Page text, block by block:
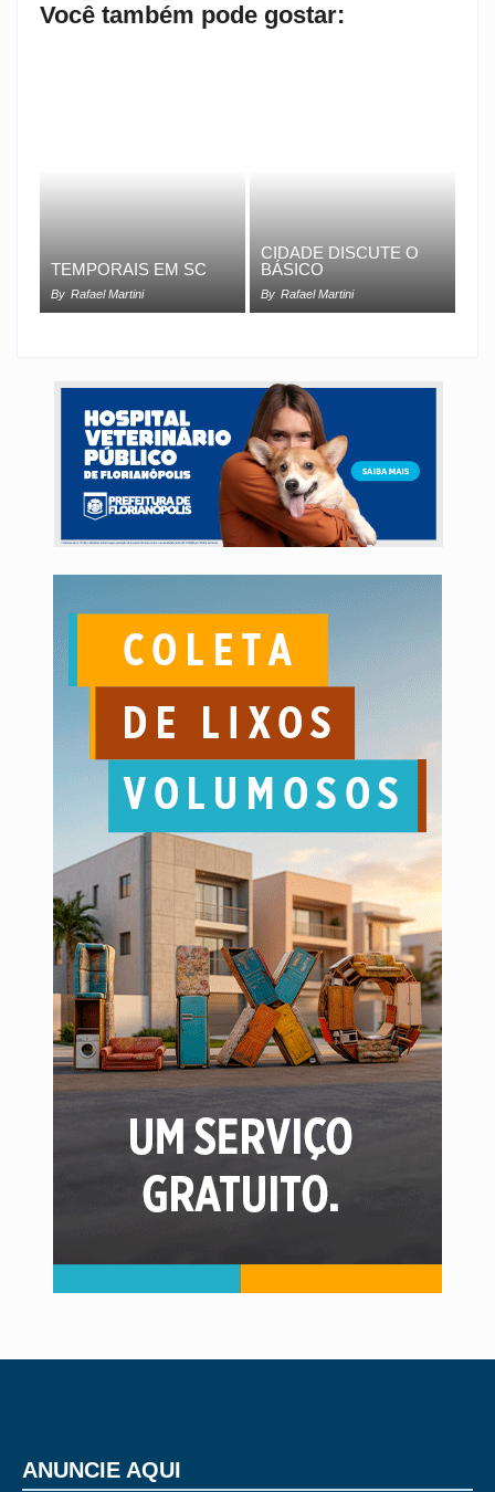
Você também pode gostar:
TEMPORAIS EM SC
By Rafael Martini
CIDADE DISCUTE O
BÁSICO
By Rafael Martini
ANUNCIE AQUI